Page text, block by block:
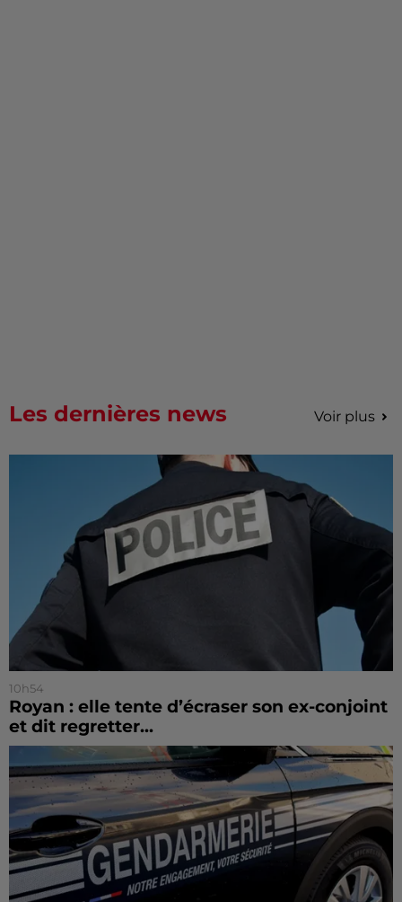
Les dernières news Voir plus
10h54
Royan : elle tente d’écraser son ex-conjoint
et dit regretter...